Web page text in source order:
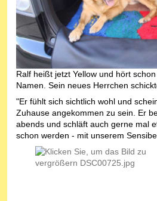
Ralf heißt jetzt Yellow und hört
Namen. Sein neues Herrchen
"Er fühlt sich sichtlich wohl und
Zuhause angekommen zu sein. Er
abends und schläft auch gerne mal
schon werden - mit unserem